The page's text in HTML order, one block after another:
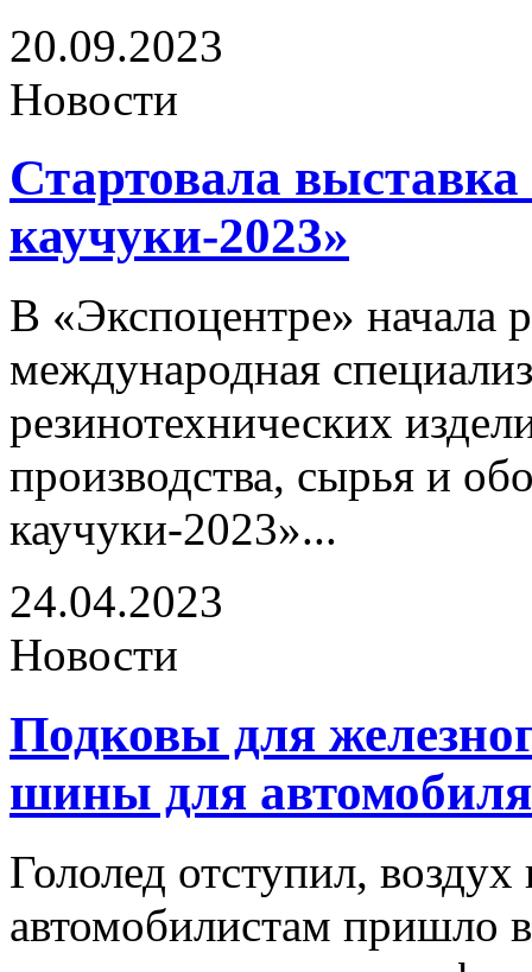
20.09.2023
Новости
Стартовала
каучуки-2023»
В «Экспоцентре» начала
международная
резинотехнических
производства, сырья и
каучуки-2023»...
24.04.2023
Новости
Подковы для
шины для автомобиля
Гололед отступил, воздух
автомобилистам пришло